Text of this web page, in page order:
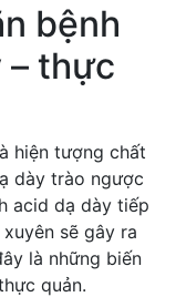
bệnh
– thực
hiện tượng chất
dày trào ngược
acid dạ dày tiếp
sẽ gây ra
là những biến
quản.